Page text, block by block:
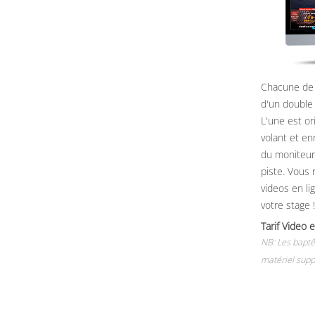
Chacune
d'un
L'une est
volant et
du
piste. Vous
videos en
votre stage !
Tarif Video
NB: Les
matériel